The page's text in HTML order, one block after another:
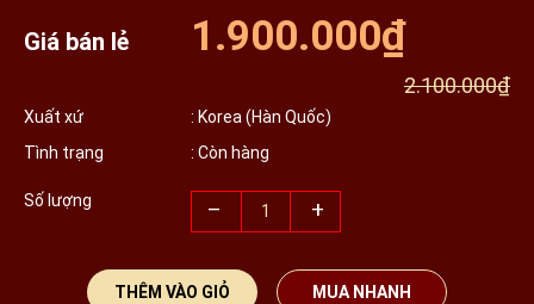
Giá bán lẻ 1.900.000₫
2.100.000₫
Xuất xứ
: Korea (Hàn Quốc)
Tình trạng
: Còn hàng
Số lượng – +
THÊM VÀO GIỎ MUA NHANH